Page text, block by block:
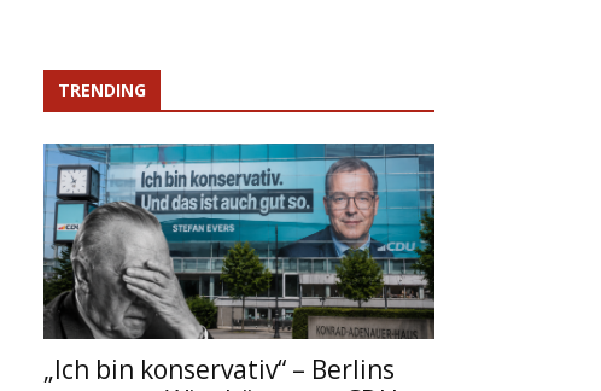
TRENDING
„Ich bin konservativ“ – Berlins